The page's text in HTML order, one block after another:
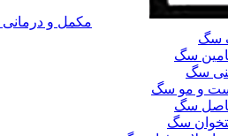
مکمل و
سگ
سگ
سگ
و مو سگ
سگ
سگ